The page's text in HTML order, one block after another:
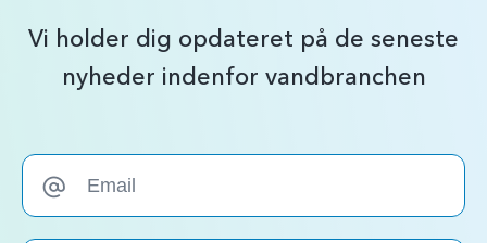
Vi holder dig opdateret på de seneste
nyheder indenfor vandbranchen